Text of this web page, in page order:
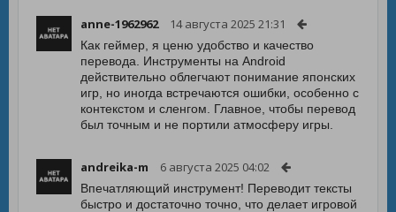
anne-1962962 14 августа 2025 21:31
Как геймер, я ценю удобство и качество
перевода. Инструменты на Android
действительно облегчают понимание японских
игр, но иногда встречаются ошибки, особенно с
контекстом и сленгом. Главное, чтобы перевод
был точным и не портили атмосферу игры.
andreika-m 6 августа 2025 04:02
Впечатляющий инструмент! Переводит тексты
быстро и достаточно точно, что делает игровой